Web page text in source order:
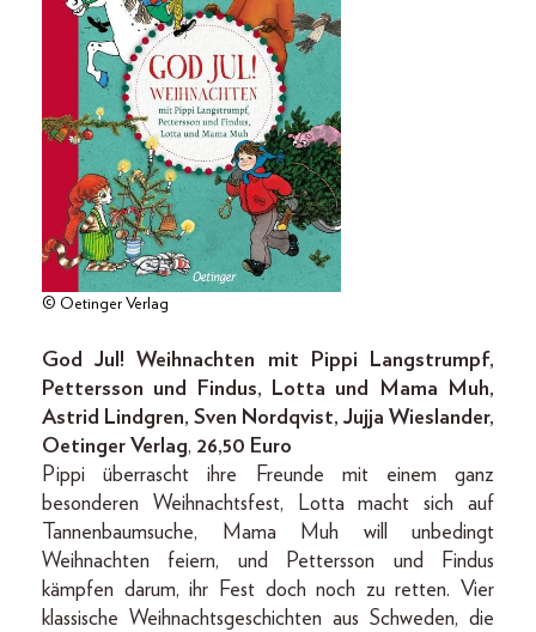
© Oetinger Verlag
God Jul! Weihnachten mit Pippi Langstrumpf,
Pettersson und Findus, Lotta und Mama Muh,
Astrid Lindgren, Sven Nordqvist, Jujja Wieslander,
Oetinger Verlag, 26,50 Euro
Pippi überrascht ihre Freunde mit einem ganz
besonderen Weihnachtsfest, Lotta macht sich auf
Tannenbaumsuche, Mama Muh will unbedingt
Weihnachten feiern, und Pettersson und Findus
kämpfen darum, ihr Fest doch noch zu retten. Vier
klassische Weihnachtsgeschichten aus Schweden, die